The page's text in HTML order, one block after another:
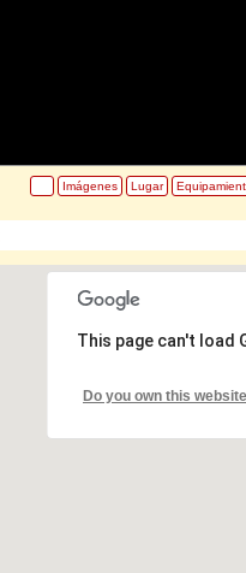
Imágenes Lugar
This page can't load
Do you own this